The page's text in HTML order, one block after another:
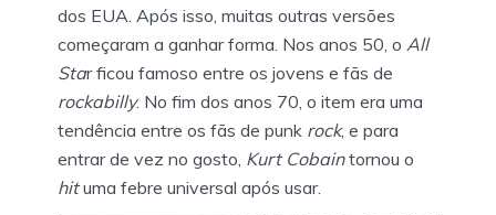
dos EUA. Após isso, muitas outras versões
começaram a ganhar forma. Nos anos 50, o All
Star ficou famoso entre os jovens e fãs de
rockabilly. No fim dos anos 70, o item era uma
tendência entre os fãs de punk rock, e para
entrar de vez no gosto, Kurt Cobaintornou o
hituma febre universal após usar.